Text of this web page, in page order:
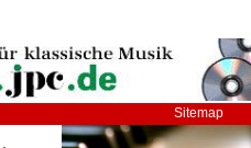
Sitemap